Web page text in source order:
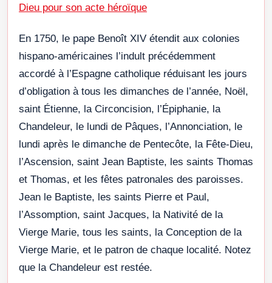
Dieu pour son acte héroïque
En 1750, le pape Benoît XIV étendit aux colonies
hispano-américaines l’indult précédemment
accordé à l’Espagne catholique réduisant les jours
d’obligation à tous les dimanches de l’année, Noël,
saint Étienne, la Circoncision, l’Épiphanie, la
Chandeleur, le lundi de Pâques, l’Annonciation, le
lundi après le dimanche de Pentecôte, la Fête-Dieu,
l’Ascension, saint Jean Baptiste, les saints Thomas
et Thomas, et les fêtes patronales des paroisses.
Jean le Baptiste, les saints Pierre et Paul,
l’Assomption, saint Jacques, la Nativité de la
Vierge Marie, tous les saints, la Conception de la
Vierge Marie, et le patron de chaque localité. Notez
que la Chandeleur est restée.